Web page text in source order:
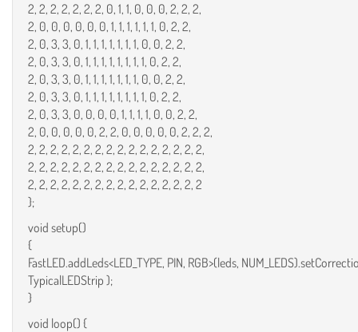
2, 2, 2, 2, 2, 2, 2, 0, 1, 1, 0, 0, 0, 2, 2, 2,
2, 0, 0, 0, 0, 0, 0, 1, 1, 1, 1, 1, 1, 0, 2, 2,
2, 0, 3, 3, 0, 1, 1, 1, 1, 1, 1, 1, 0, 0, 2, 2,
2, 0, 3, 3, 0, 1, 1, 1, 1, 1, 1, 1, 1, 0, 2, 2,
2, 0, 3, 3, 0, 1, 1, 1, 1, 1, 1, 1, 0, 0, 2, 2,
2, 0, 3, 3, 0, 1, 1, 1, 1, 1, 1, 1, 1, 0, 2, 2,
2, 0, 3, 3, 0, 0, 0, 0, 1, 1, 1, 1, 0, 0, 2, 2,
2, 0, 0, 0, 0, 0, 2, 2, 0, 0, 0, 0, 0, 2, 2, 2,
2, 2, 2, 2, 2, 2, 2, 2, 2, 2, 2, 2, 2, 2, 2, 2,
2, 2, 2, 2, 2, 2, 2, 2, 2, 2, 2, 2, 2, 2, 2, 2,
2, 2, 2, 2, 2, 2, 2, 2, 2, 2, 2, 2, 2, 2, 2, 2
};
void setup()
{
FastLED.addLeds<LED_TYPE, PIN, RGB>(leds,
TypicalLEDStrip );
}
void loop() {